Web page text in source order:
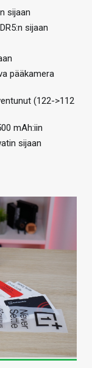
sijaan
sijaan
pääkamera
(122->112
mAh:iin
sijaan